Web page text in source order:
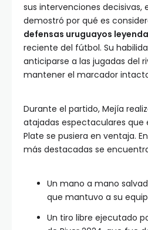
sus intervenciones decisivas,
demostró por qué es
defensas uruguayos
reciente del fútbol. Su
anticiparse a las jugadas del
mantener el marcador
Durante el partido, Mejía
atajadas espectaculares que
Plate se pusiera en ventaja.
más destacadas se
Un mano a mano
que mantuvo a su
Un tiro libre ejecutado